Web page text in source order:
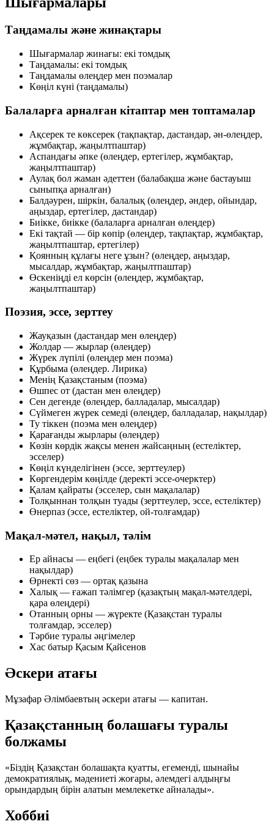
Таңдамалы және жинақтары
Шығармалар жинағы: екі томдық
Таңдамалы: екі томдық
Таңдамалы өлеңдер мен поэмалар
Көңіл күні (таңдамалы)
Балаларға арналған кітаптар мен топтамалар
Ақсерек те көксерек (тақпақтар, дастандар, ән-өлеңдер,
жұмбақтар, жаңылтпаштар)
Аспандағы әпке (өлеңдер, ертегілер, жұмбақтар,
жаңылтпаштар)
Аулақ бол жаман әдеттен (балабақша және бастауыш
сыныпқа арналған)
Балдәурен, шіркін, балалық (өлеңдер, әндер, ойындар,
аңыздар, ертегілер, дастандар)
Биікке, биікке (балаларға арналған өлеңдер)
Екі тақтай — бір көпір (өлеңдер, тақпақтар, жұмбақтар,
жаңылтпаштар, ертегілер)
Қоянның құлағы неге ұзын? (өлеңдер, аңыздар,
мысалдар, жұмбақтар, жаңылтпаштар)
Өскеніңді ел көрсін (өлеңдер, жұмбақтар,
жаңылтпаштар)
Поэзия, эссе, зерттеу
Жауқазын (дастандар мен өлеңдер)
Жолдар — жырлар (өлеңдер)
Жүрек лүпілі (өлеңдер мен поэма)
Құрбыма (өлеңдер. Лирика)
Менің Қазақстаным (поэма)
Өшпес от (дастан мен өлеңдер)
Сен дегенде (өлеңдер, балладалар, мысалдар)
Сүймеген жүрек семеді (өлеңдер, балладалар, нақылдар)
Ту тіккен (поэма мен өлеңдер)
Қарағанды жырлары (өлеңдер)
Көзін көрдік жақсы менен жайсаңның (естеліктер,
эсселер)
Көңіл күнделігінен (эссе, зерттеулер)
Көргендерім көңілде (деректі эссе-очерктер)
Қалам қайраты (эсселер, сын мақалалар)
Толқыннан толқын туады (зерттеулер, эссе, естеліктер)
Өнерпаз (эссе, естеліктер, ой-толғамдар)
Мақал-мәтел, нақыл, тәлім
Ер айнасы — еңбегі (еңбек туралы мақалалар мен
нақылдар)
Өрнекті сөз — ортақ қазына
Халық — ғажап тәлімгер (қазақтың мақал-мәтелдері,
қара өлеңдері)
Отанның орны — жүректе (Қазақстан туралы
толғамдар, эсселер)
Тәрбие туралы әңгімелер
Хас батыр Қасым Қайсенов
Әскери атағы
Мұзафар Әлімбаевтың әскери атағы — капитан.
Қазақстанның болашағы туралы
болжамы
«Біздің Қазақстан болашақта қуатты, егеменді, шынайы
демократиялық, мәдениеті жоғары, әлемдегі алдыңғы
орындардың бірін алатын мемлекетке айналады».
Хоббиі